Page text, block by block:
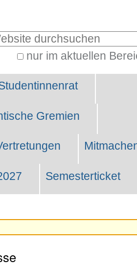
nur im aktuellen
Gremien
Semesterticket